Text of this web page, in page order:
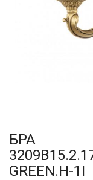
БРА
GREEN.H-1I